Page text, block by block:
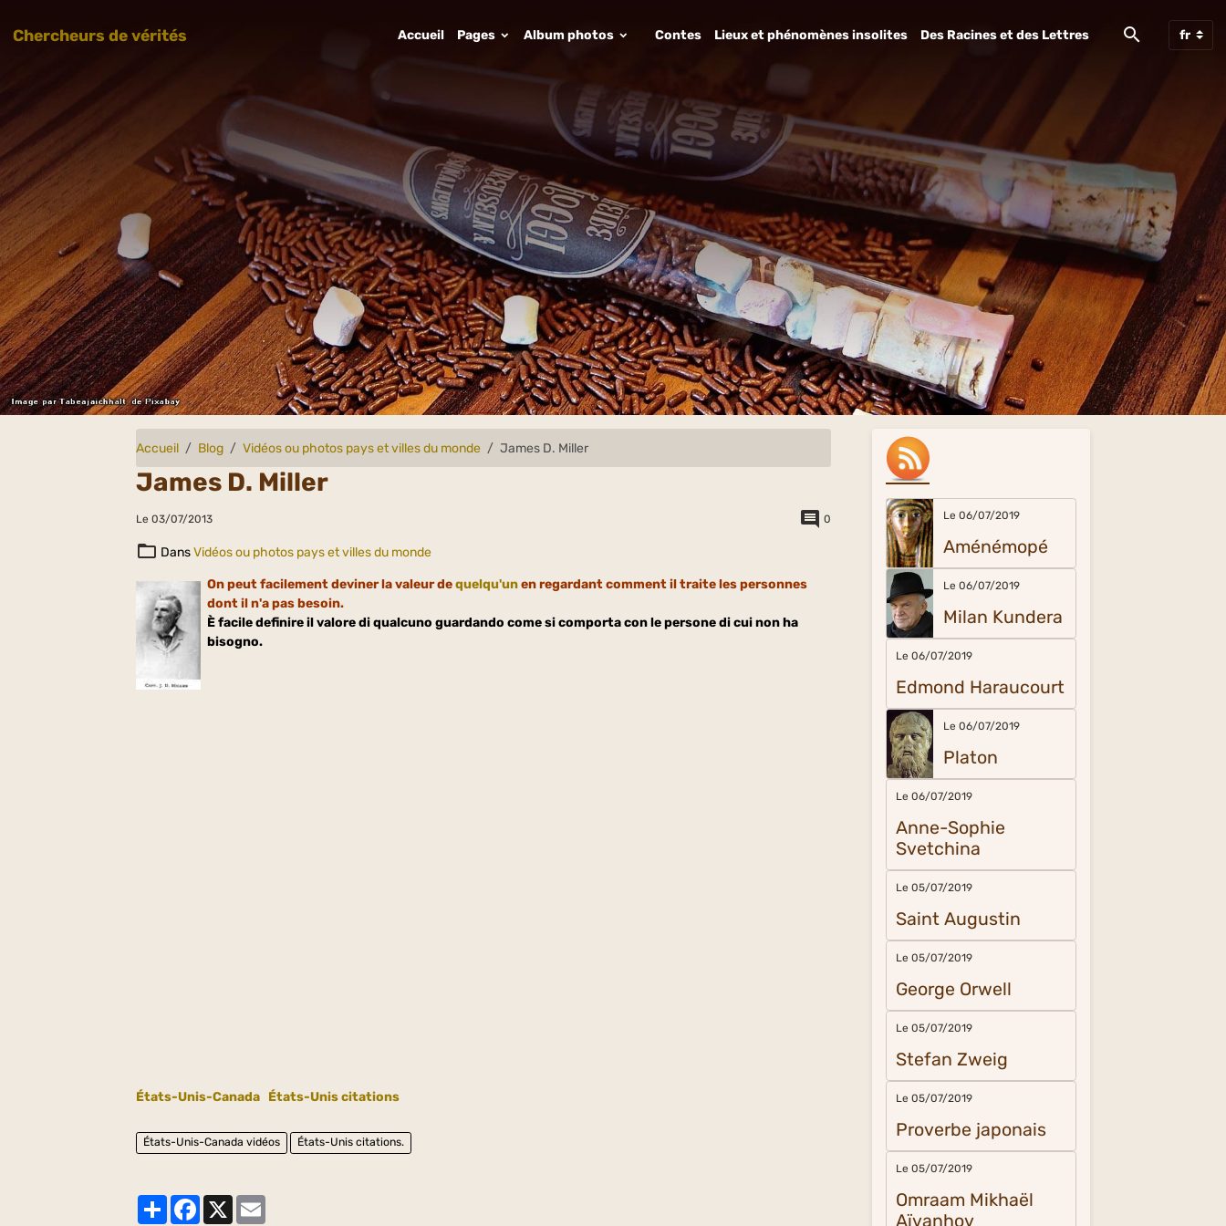
Chercheurs de vérités Accueil Pages Album photos Contes Lieux et phénomènes insolites Des Racines et des Lettres
Accueil Blog Vidéos ou photos pays et villes du monde James D. Miller
James D. Miller
Le 03/07/2013 0
DansVidéos ou photos pays et villes du monde
On peut facilement deviner la valeur dequelqu'unen regardant comment il traite les personnes
dont il n'a pas besoin.
È facile definire il valore di qualcuno guardando come si comporta con le persone di cui non ha
bisogno.
États-Unis-Canada États-Unis citations
États-Unis-Canada vidéos États-Unis citations.
PartagerFacebook
X
Le 06/07/2019
Aménémopé
Le 06/07/2019
Milan Kundera
Le 06/07/2019
Edmond Haraucourt
Le 06/07/2019
Platon
Le 06/07/2019
Anne-Sophie
Svetchina
Le 05/07/2019
Saint Augustin
Le 05/07/2019
George Orwell
Le 05/07/2019
Stefan Zweig
Le 05/07/2019
Proverbe japonais
Le 05/07/2019
Omraam Mikhaël
Aïvanhov